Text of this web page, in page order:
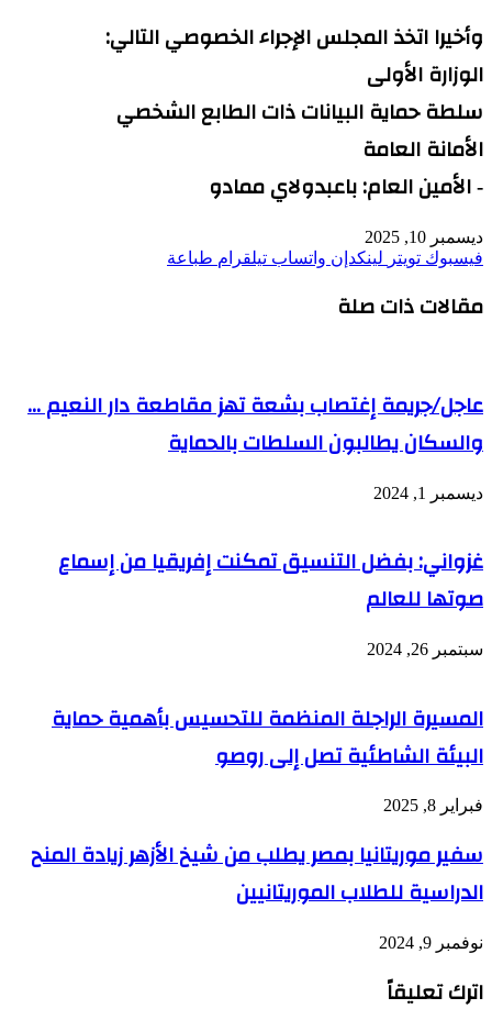
وأخيرا اتخذ المجلس الإجراء الخصوصي التالي:
الوزارة الأولى
سلطة حماية البيانات ذات الطابع الشخصي
الأمانة العامة
‐ الأمين العام: باعبدولاي ممادو
ديسمبر 10, 2025
فيسبوك تويتر لينكدإن واتساب تيلقرام طباعة
مقالات ذات صلة
عاجل/جريمة إغتصاب بشعة تهز مقاطعة دار النعيم …
والسكان يطالبون السلطات بالحماية
ديسمبر 1, 2024
غزواني: بفضل التنسيق تمكنت إفريقيا من إسماع
صوتها للعالم
سبتمبر 26, 2024
المسيرة الراجلة المنظمة للتحسيس بأهمية حماية
البيئة الشاطئية تصل إلى روصو
فبراير 8, 2025
سفير موريتانيا بمصر يطلب من شيخ الأزهر زيادة المنح
الدراسية للطلاب الموريتانيين
نوفمبر 9, 2024
اترك تعليقاً